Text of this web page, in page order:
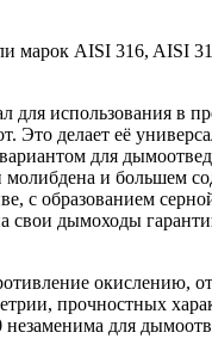
марок AISI 316, AISI
использования в
Это делает её
для
молибдена и большем
с образованием
свои дымоходы
окислению,
прочностных
для